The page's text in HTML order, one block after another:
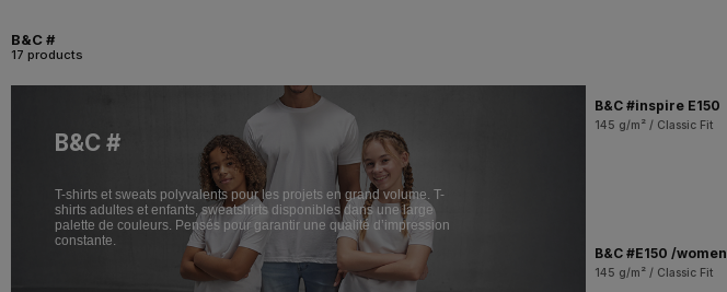
B&C #
17 products
B&C #
T-shirts et sweats polyvalents pour les projets en grand volume. T-
shirts adultes et enfants, sweatshirts disponibles dans une large
palette de couleurs. Pensés pour garantir une qualité d’impression
constante.
B&C #inspire E150
145 g/m² / Classic Fit
B&C #E150 /women
145 g/m² / Classic Fit